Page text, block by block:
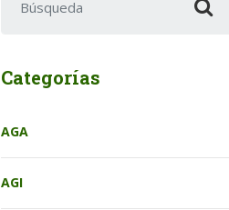
Categorías
AGA
AGI